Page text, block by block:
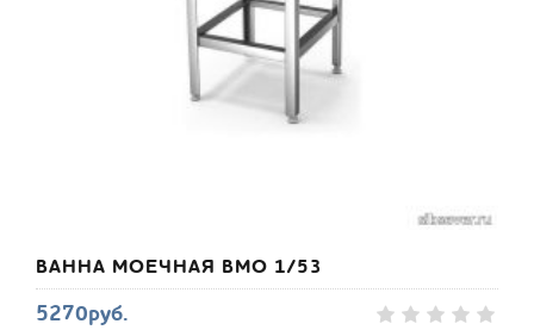
ВАННА МОЕЧНАЯ ВМО 1/53
5270руб.